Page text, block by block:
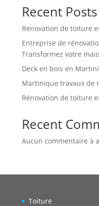
Recent Posts
Renovation de toiture
Entreprise de
Transformez votre
Deck en bois en
Martinique travaux de
Rénovation de toiture
Recent
Aucun commentaire à
Toiture